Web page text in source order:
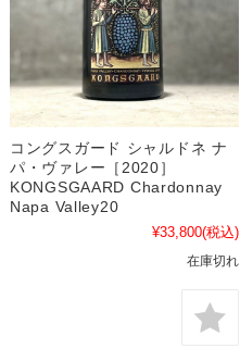
コングスガード シャルドネ ナ
パ・ヴァレー［2020］
KONGSGAARD Chardonnay
Napa Valley20
¥33,800(税込)
在庫切れ